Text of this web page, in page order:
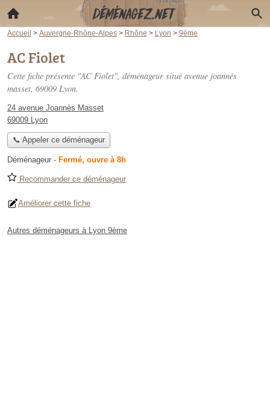
Accueil > Auvergne-Rhône-Alpes > Rhône > Lyon > 9ème
AC Fiolet
Cette fiche présente "AC Fiolet", déménageur situé avenue joannès
masset, 69009 Lyon.
24 avenue Joannès Masset
69009 Lyon
📞 Appeler ce déménageur
Déménageur - Fermé, ouvre à 8h
Recommander ce déménageur
Améliorer cette fiche
Autres déménageurs à Lyon 9ème